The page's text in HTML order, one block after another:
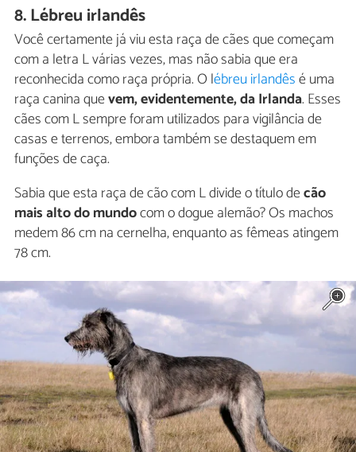
8. Lébreu irlandês
Você certamente já viu esta raça de cães que começam
com a letra L várias vezes, mas não sabia que era
reconhecida como raça própria. O lébreu irlandêsé uma
raça canina quevem, evidentemente, da Irlanda. Esses
cães com L sempre foram utilizados para vigilância de
casas e terrenos, embora também se destaquem em
funções de caça.
Sabia que esta raça de cão com L divide o título decão
mais alto do mundocom o dogue alemão? Os machos
medem 86 cm na cernelha, enquanto as fêmeas atingem
78 cm.